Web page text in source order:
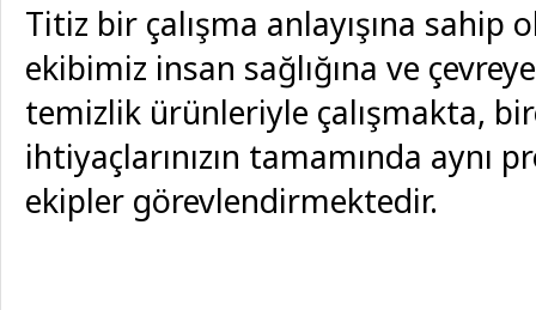
Titiz bir çalışma anlayışına sahip
ekibimiz insan sağlığına ve
temizlik ürünleriyle çalışmakta,
ihtiyaçlarınızın tamamında aynı
ekipler görevlendirmektedir.